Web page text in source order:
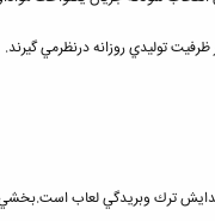
ترك وبريدگي لعاب